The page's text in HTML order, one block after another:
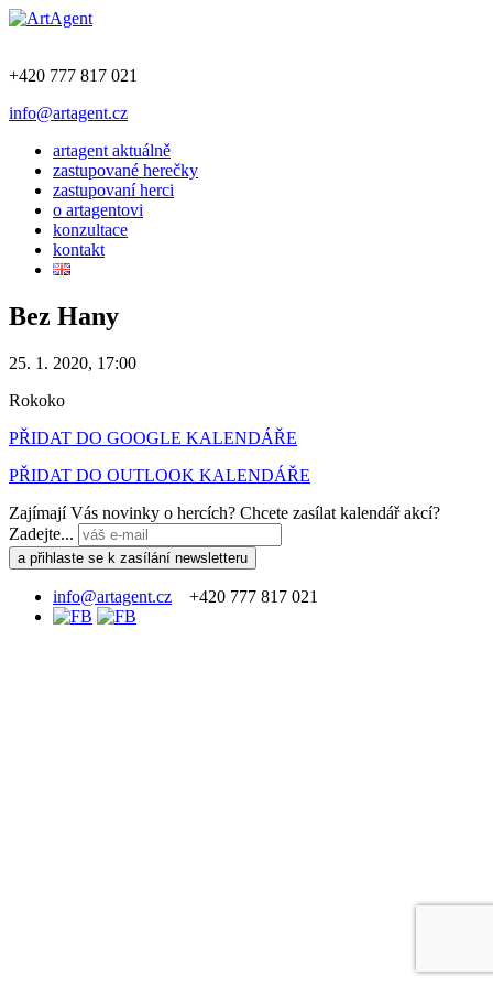
+420 777 817 021
info@artagent.cz
artagent aktuálně
zastupované herečky
zastupovaní herci
o artagentovi
konzultace
kontakt
Bez Hany
25. 1. 2020, 17:00
Rokoko
PŘIDAT DO GOOGLE KALENDÁŘE
PŘIDAT DO OUTLOOK KALENDÁŘE
Zajímají Vás novinky o hercích? Chcete zasílat kalendář akcí?
Zadejte...
info@artagent.cz +420 777 817 021